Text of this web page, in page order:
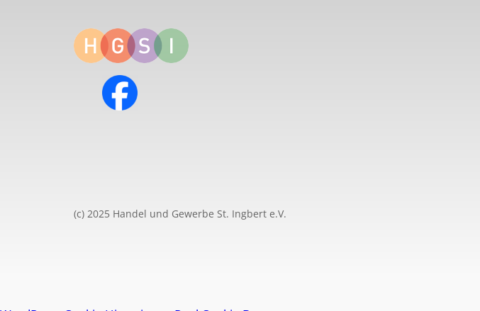
(c) 2025 Handel und Gewerbe St. Ingbert e.V.